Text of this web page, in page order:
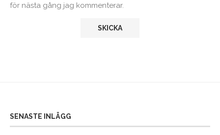
för nästa gång jag kommenterar.
SENASTE INLÄGG